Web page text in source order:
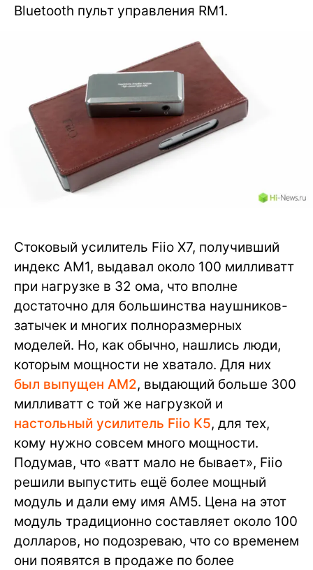
Bluetooth пульт управления RM1.
Стоковый усилитель Fiio X7, получивший
индекс AM1, выдавал около 100 милливатт
при нагрузке в 32 ома, что вполне
достаточно для большинства наушников-
затычек и многих полноразмерных
моделей. Но, как обычно, нашлись люди,
которым мощности не хватало. Для них
был выпущен AM2, выдающий больше 300
милливатт с той же нагрузкой и
настольный усилитель Fiio K5, для тех,
кому нужно совсем много мощности.
Подумав, что «ватт мало не бывает», Fiio
решили выпустить ещё более мощный
модуль и дали ему имя AM5. Цена на этот
модуль традиционно составляет около 100
долларов, но подозреваю, что со временем
они появятся в продаже по более